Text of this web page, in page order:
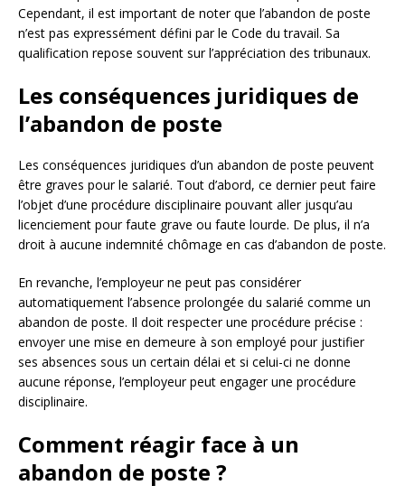
Cependant, il est important de noter que l’abandon de poste
n’est pas expressément défini par le Code du travail. Sa
qualification repose souvent sur l’appréciation des tribunaux.
Les conséquences juridiques de
l’abandon de poste
Les conséquences juridiques d’un abandon de poste peuvent
être graves pour le salarié. Tout d’abord, ce dernier peut faire
l’objet d’une procédure disciplinaire pouvant aller jusqu’au
licenciement pour faute grave ou faute lourde. De plus, il n’a
droit à aucune indemnité chômage en cas d’abandon de poste.
En revanche, l’employeur ne peut pas considérer
automatiquement l’absence prolongée du salarié comme un
abandon de poste. Il doit respecter une procédure précise :
envoyer une mise en demeure à son employé pour justifier
ses absences sous un certain délai et si celui-ci ne donne
aucune réponse, l’employeur peut engager une procédure
disciplinaire.
Comment réagir face à un
abandon de poste ?